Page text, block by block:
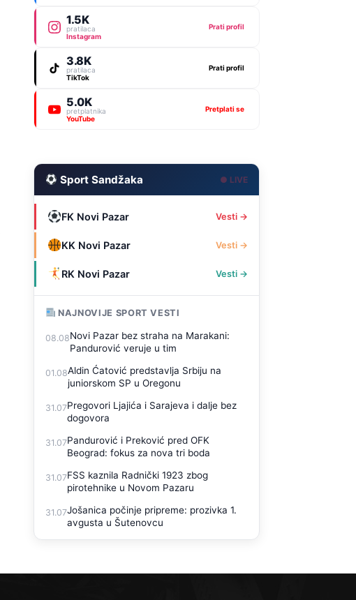
1.5K
pratilaca
Instagram
Prati profil
3.8K
pratilaca
TikTok
Prati profil
5.0K
pretplatnika
YouTube
Pretplati se
Sport Sandžaka ● LIVE
FK Novi Pazar Vesti →
KK Novi Pazar Vesti →
RK Novi Pazar Vesti →
NAJNOVIJE SPORT VESTI
08.08Novi Pazar bez straha na Marakani:
Pandurović veruje u tim
01.08Aldin Ćatović predstavlja Srbiju na
juniorskom SP u Oregonu
31.07Pregovori Ljajića i Sarajeva i dalje bez
dogovora
31.07Pandurović i Preković pred OFK
Beograd: fokus za nova tri boda
31.07FSS kaznila Radnički 1923 zbog
pirotehnike u Novom Pazaru
31.07Jošanica počinje pripreme: prozivka 1.
avgusta u Šutenovcu